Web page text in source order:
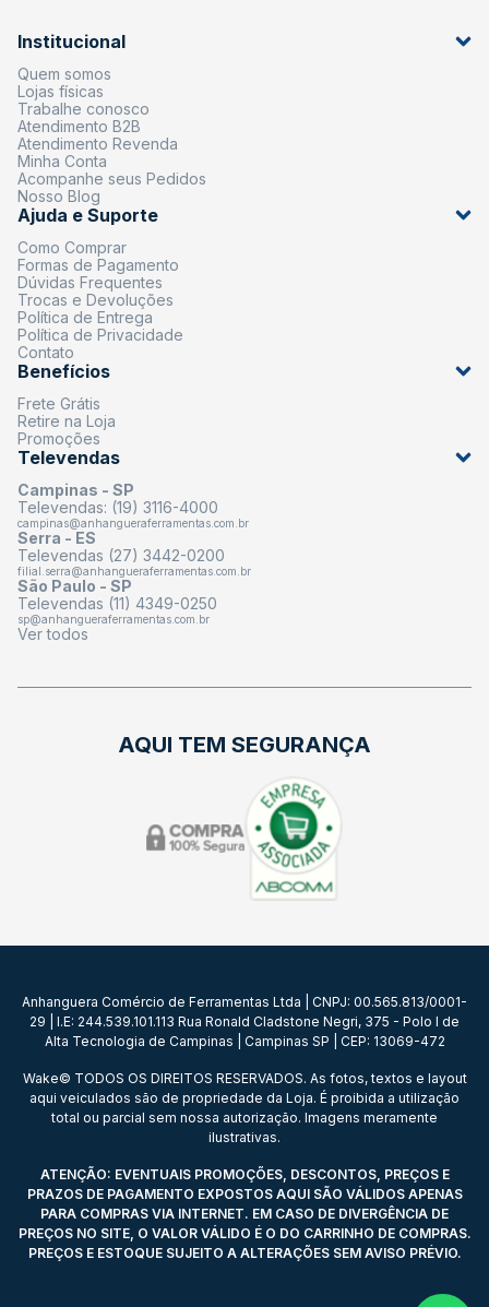
Institucional
Quem somos
Lojas físicas
Trabalhe conosco
Atendimento B2B
Atendimento Revenda
Minha Conta
Acompanhe seus Pedidos
Nosso Blog
Ajuda e Suporte
Como Comprar
Formas de Pagamento
Dúvidas Frequentes
Trocas e Devoluções
Política de Entrega
Política de Privacidade
Contato
Benefícios
Frete Grátis
Retire na Loja
Promoções
Televendas
Campinas - SP
Televendas: (19) 3116-4000
campinas@anhangueraferramentas.com.br
Serra - ES
Televendas (27) 3442-0200
filial.serra@anhangueraferramentas.com.br
São Paulo - SP
Televendas (11) 4349-0250
sp@anhangueraferramentas.com.br
Ver todos
AQUI TEM SEGURANÇA
Anhanguera Comércio de Ferramentas Ltda | CNPJ: 00.565.813/0001-
29 | I.E: 244.539.101.113 Rua Ronald Cladstone Negri, 375 - Polo I de
Alta Tecnologia de Campinas | Campinas SP | CEP: 13069-472
Wake© TODOS OS DIREITOS RESERVADOS. As fotos, textos e layout
aqui veiculados são de propriedade da Loja. É proibida a utilização
total ou parcial sem nossa autorização. Imagens meramente
ilustrativas.
ATENÇÃO: EVENTUAIS PROMOÇÕES, DESCONTOS, PREÇOS E
PRAZOS DE PAGAMENTO EXPOSTOS AQUI SÃO VÁLIDOS APENAS
PARA COMPRAS VIA INTERNET. EM CASO DE DIVERGÊNCIA DE
PREÇOS NO SITE, O VALOR VÁLIDO É O DO CARRINHO DE COMPRAS.
PREÇOS E ESTOQUE SUJEITO A ALTERAÇÕES SEM AVISO PRÉVIO.